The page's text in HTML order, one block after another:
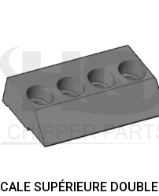
CALE SUPÉRIEURE DOUBLE